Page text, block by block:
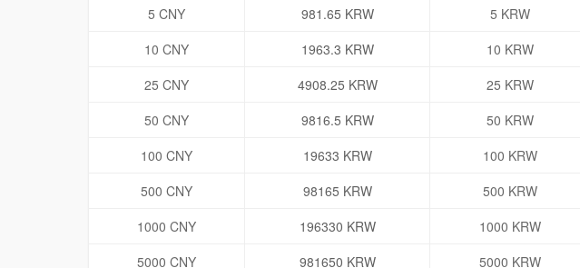
5 CNY
981.65 KRW 5 KRW
10 CNY
1963.3 KRW 10 KRW
25 CNY
4908.25 KRW 25 KRW
50 CNY
9816.5 KRW 50 KRW
100 CNY
19633 KRW 100 KRW
500 CNY
98165 KRW 500 KRW
1000 CNY
196330 KRW 1000 KRW
5000 CNY
981650 KRW 5000 KRW